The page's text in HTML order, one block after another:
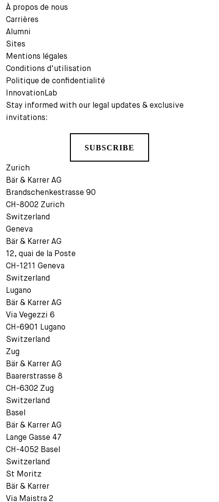
À propos de nous
Carrières
Alumni
Sites
Mentions légales
Conditions d'utilisation
Politique de confidentialité
InnovationLab
Stay informed with our legal updates & exclusive
invitations:
SUBSCRIBE
Zurich
Bär & Karrer AG
Brandschenkestrasse 90
CH-8002 Zurich
Switzerland
Geneva
Bär & Karrer AG
12, quai de la Poste
CH-1211 Geneva
Switzerland
Lugano
Bär & Karrer AG
Via Vegezzi 6
CH-6901 Lugano
Switzerland
Zug
Bär & Karrer AG
Baarerstrasse 8
CH-6302 Zug
Switzerland
Basel
Bär & Karrer AG
Lange Gasse 47
CH-4052 Basel
Switzerland
St Moritz
Bär & Karrer
Via Maistra 2